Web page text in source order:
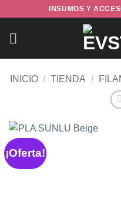
contenido
INSUMOS Y
INICIO / TIENDA /
¡Oferta!